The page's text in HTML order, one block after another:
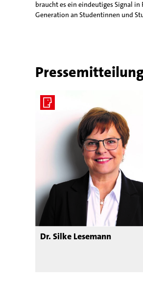
braucht es ein eindeutiges Signal
Generation an Studentinnen und
Dr. Silke Lesemann